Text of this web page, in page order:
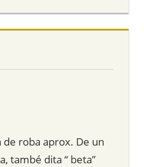
de roba aprox. De un
també dita “ beta”